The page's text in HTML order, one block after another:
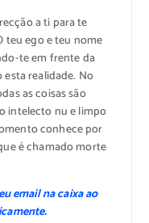
a ti para te
teu ego e teu nome
te em frente da
esta realidade. No
as coisas são
intelecto nu e limpo
conhece por
é chamado morte
email na caixa ao